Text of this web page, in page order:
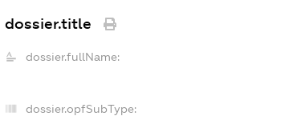
dossier.title
dossier.fullName:
dossier.opfSubType: